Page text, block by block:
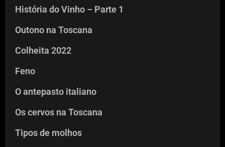
História do Vinho – Parte 1
Outono na Toscana
Colheita 2022
Feno
O antepasto italiano
Os cervos na Toscana
Tipos de molhos